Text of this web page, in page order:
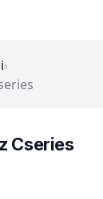
›
Cseries